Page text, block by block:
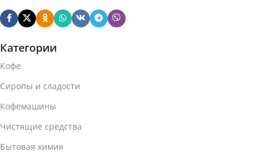
Категории
Кофе
Сиропы и сладости
Кофемашины
Чистящие средства
Бытовая химия